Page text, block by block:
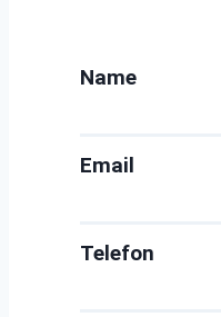
Name
Email
Telefon